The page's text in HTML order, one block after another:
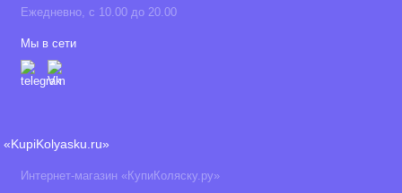
Ежедневно, с 10.00 до 20.00
Мы в сети
«KupiKolyasku.ru»
Интернет-магазин «КупиКоляску.ру»